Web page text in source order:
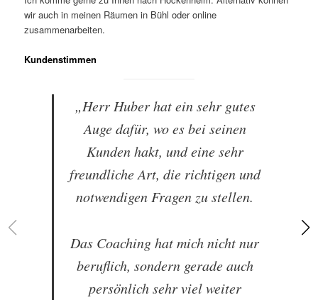
wir auch in meinen Räumen in Bühl oder online
zusammenarbeiten.
Kundenstimmen
„Herr Huber hat ein sehr gutes
Auge dafür, wo es bei seinen
Kunden hakt, und eine sehr
freundliche Art, die richtigen und
notwendigen Fragen zu stellen.
Das Coaching hat mich nicht nur
beruflich, sondern gerade auch
persönlich sehr viel weiter